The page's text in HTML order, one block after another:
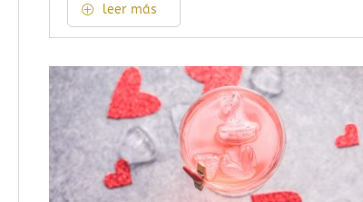
leer más